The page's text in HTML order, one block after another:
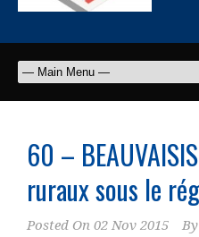
60 –
ruraux sous le
Posted On 02 Nov 2015